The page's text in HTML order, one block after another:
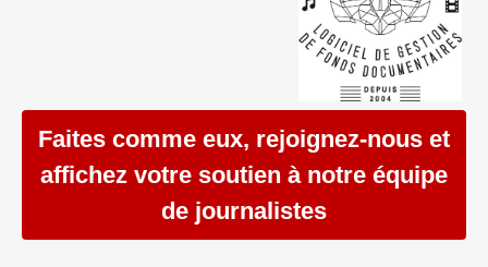
Faites comme eux, rejoignez-nous et
affichez votre soutien à notre équipe
de journalistes